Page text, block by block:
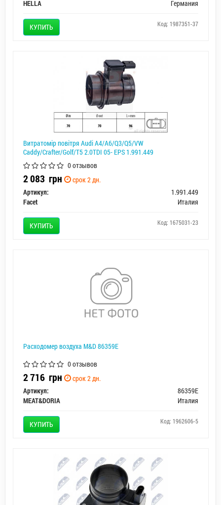
HELLA Германия
КУПИТЬ Код: 1987351-37
Витратомір повітря Audi A4/A6/Q3/Q5/VW
Caddy/Crafter/Golf/T5 2.0TDI 05- EPS 1.991.449
0 отзывов
2 083 грн
срок 2 дн.
Артикул:
1.991.449
Facet
Италия
КУПИТЬ Код: 1675031-23
Расходомер воздуха M&D 86359E
0 отзывов
2 716 грн
срок 2 дн.
Артикул:
86359E
MEAT&DORIA
Италия
КУПИТЬ Код: 1962606-5